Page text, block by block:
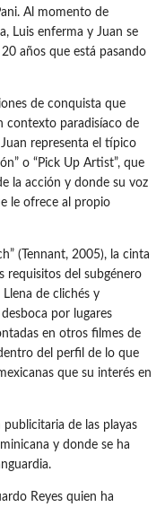
Al momento de
Luis enferma y Juan se
años que está pasando
de conquista que
contexto paradisíaco de
representa el típico
o “Pick Up Artist”, que
la acción y donde su voz
le ofrece al propio
(Tennant, 2005), la cinta
requisitos del subgénero
de clichés y
por lugares
en otros filmes de
del perfil de lo que
que su interés en
publicitaria de las playas
y donde se ha
Reyes quien ha